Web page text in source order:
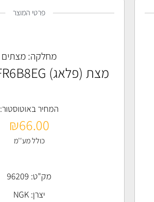
פרטי המוצר
מחלקה: מצתים
מצת (פלאג) NGK SIZFR6B8EG
המחיר באוטוסטור:
₪66.00
כולל מע''מ
מק"ט: 96209
יצרן: NGK